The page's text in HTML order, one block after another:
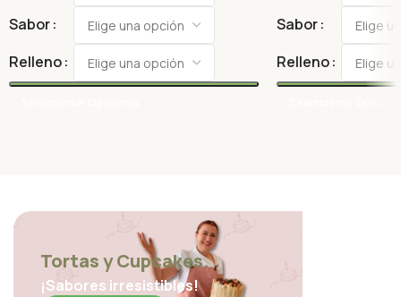
Sabor
Relleno
Sabor
Relleno
Tortas y Cupcakes.
¡Sabores irresistibles!